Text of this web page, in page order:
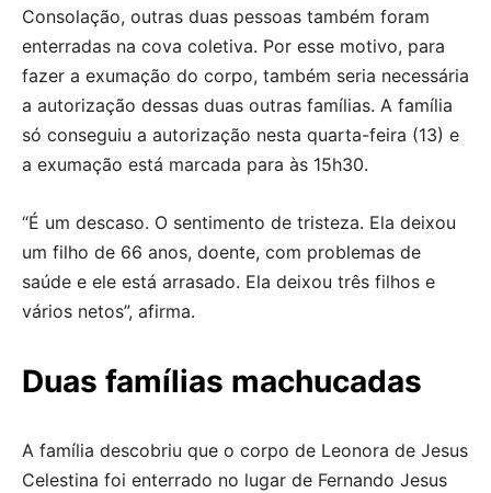
Consolação, outras duas pessoas também foram
enterradas na cova coletiva. Por esse motivo, para
fazer a exumação do corpo, também seria necessária
a autorização dessas duas outras famílias. A família
só conseguiu a autorização nesta quarta-feira (13) e
a exumação está marcada para às 15h30.
“É um descaso. O sentimento de tristeza. Ela deixou
um filho de 66 anos, doente, com problemas de
saúde e ele está arrasado. Ela deixou três filhos e
vários netos”, afirma.
Duas famílias machucadas
A família descobriu que o corpo de Leonora de Jesus
Celestina foi enterrado no lugar de Fernando Jesus